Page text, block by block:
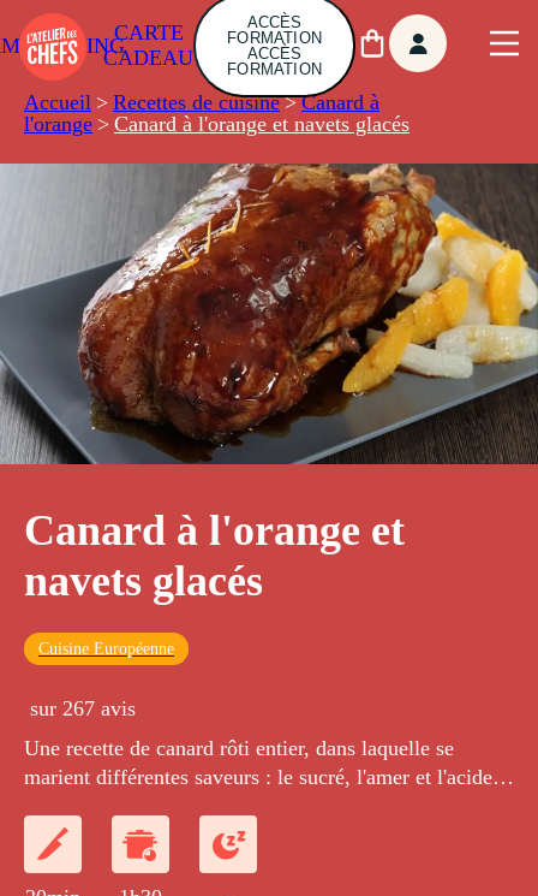
CARTE
CADEAU
ACCÈS
FORMATION
ACCÈS
FORMATION
Accueil > Recettes de cuisine > Canard à
l'orange > Canard à l'orange et navets glacés
Canard à l'orange et
navets glacés
Cuisine Européenne
sur 267 avis
Une recette de canard rôti entier, dans laquelle se
marient différentes saveurs : le sucré, l'amer et l'acide.